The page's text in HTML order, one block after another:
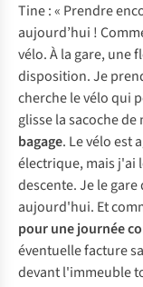
Tine : « Prendre
aujourd’hui !
vélo. À la gare, une
disposition. Je
cherche le vélo qui
glisse la sacoche
bagage. Le vélo est
électrique, mais j'ai
descente. Je le
aujourd'hui. Et
pour une journée
éventuelle facture
devant l'immeuble